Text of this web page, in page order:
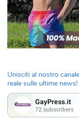
Unisciti al nostro
reale sulle ultime news!